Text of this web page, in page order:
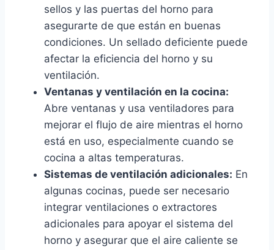
sellos y las puertas del horno para
asegurarte de que están en buenas
condiciones. Un sellado deficiente puede
afectar la eficiencia del horno y su
ventilación.
Ventanas y ventilación en la cocina:
Abre ventanas y usa ventiladores para
mejorar el flujo de aire mientras el horno
está en uso, especialmente cuando se
cocina a altas temperaturas.
Sistemas de ventilación adicionales: En
algunas cocinas, puede ser necesario
integrar ventilaciones o extractores
adicionales para apoyar el sistema del
horno y asegurar que el aire caliente se